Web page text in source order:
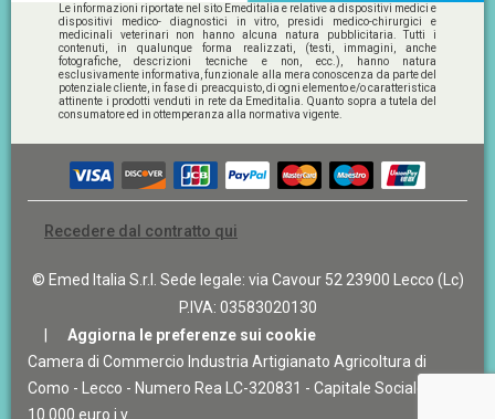
Le informazioni riportate nel sito Emeditalia e relative a dispositivi medici e
dispositivi medico- diagnostici in vitro, presidi medico-chirurgici e
medicinali veterinari non hanno alcuna natura pubblicitaria. Tutti i
contenuti, in qualunque forma realizzati, (testi, immagini, anche
fotografiche, descrizioni tecniche e non, ecc.), hanno natura
esclusivamente informativa, funzionale alla mera conoscenza da parte del
potenziale cliente, in fase di preacquisto, di ogni elemento e/o caratteristica
attinente i prodotti venduti in rete da Emeditalia. Quanto sopra a tutela del
consumatore ed in ottemperanza alla normativa vigente.
Recedere dal contratto qui
© Emed Italia S.r.l.
Sede legale: via Cavour 52 23900 Lecco (Lc)
P.IVA: 03583020130
Aggiorna le preferenze sui cookie
Camera di Commercio Industria Artigianato Agricoltura di
Como - Lecco - Numero Rea LC-320831 - Capitale Sociale
10.000 euro i.v.